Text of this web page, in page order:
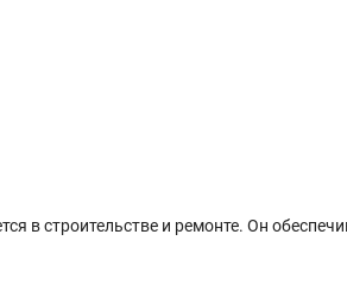
в строительстве и ремонте. Он